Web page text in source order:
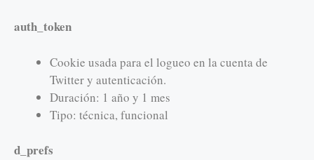
auth_token
Cookie usada para el logueo en la cuenta de
Twitter y autenticación.
Duración: 1 año y 1 mes
Tipo: técnica, funcional
d_prefs